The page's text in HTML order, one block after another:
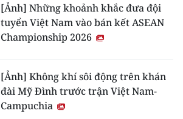
[Ảnh] Những khoảnh khắc đưa đội
tuyển Việt Nam vào bán kết ASEAN
Championship 2026
[Ảnh] Không khí sôi động trên khán
đài Mỹ Đình trước trận Việt Nam-
Campuchia